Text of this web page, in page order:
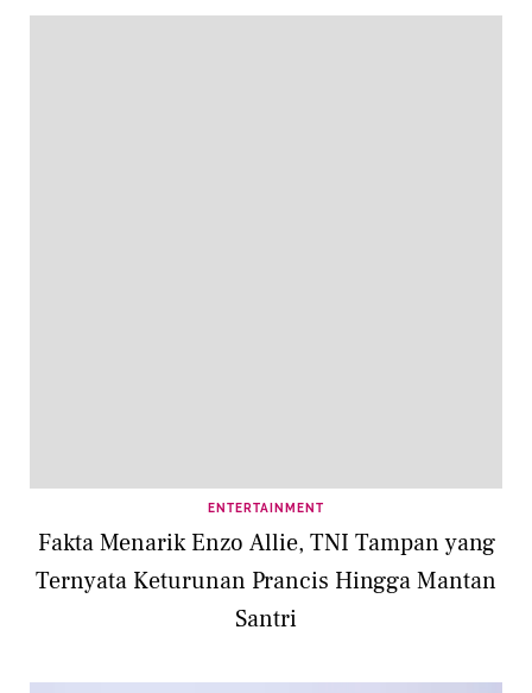
ENTERTAINMENT
Fakta Menarik Enzo Allie, TNI Tampan yang
Ternyata Keturunan Prancis Hingga Mantan
Santri